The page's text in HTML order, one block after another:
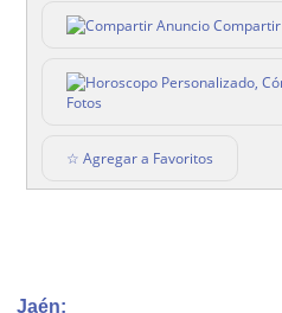
Compartir
Fotos
☆ Agregar a Favoritos
Jaén: